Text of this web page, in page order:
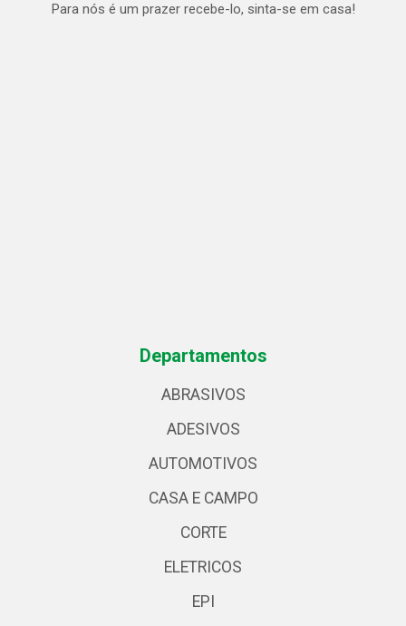
Para nós é um prazer recebe-lo, sinta-se em casa!
Departamentos
ABRASIVOS
ADESIVOS
AUTOMOTIVOS
CASA E CAMPO
CORTE
ELETRICOS
EPI